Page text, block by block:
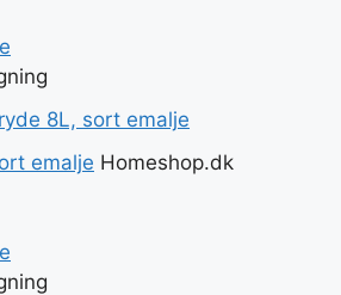
emalje Homeshop.dk